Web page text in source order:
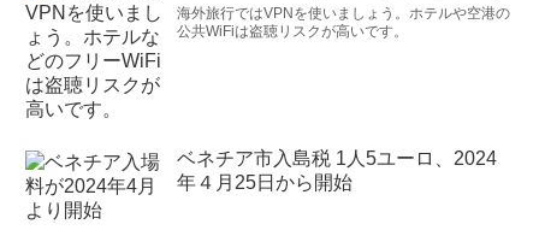
きて助かりました。今回、行きたいレストランが電話予
約のみでハードルが高いなと思っていたのですが、あり
がたい代行サービスのおかげで新婚旅行の楽しみが1つ増
えました。アーモイタリアのサイトも情報たっぷりで、
とても参考にさせていただいています。また機会があれ
ばご連絡することもあるかと思いますが、その際はよろ
しくお願いします。（ベネチア「Cà D'Oro alla
海外旅行ではVPNを使いましょう。ホテルや空港の
公共WiFiは盗聴リスクが高いです。
ベネチア市入島税 1人5ユーロ、2024
年４月25日から開始